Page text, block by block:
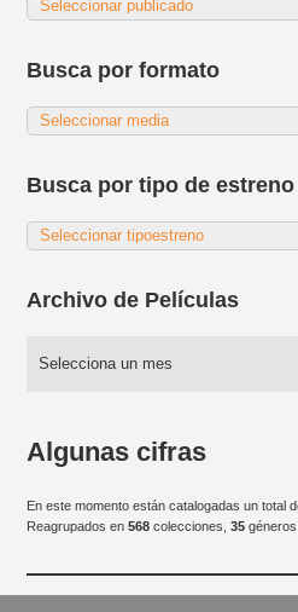
Busca por formato
Busca por tipo de estreno
Archivo de Películas
Algunas cifras
En este momento están catalogadas un total
Reagrupados en568 colecciones,35